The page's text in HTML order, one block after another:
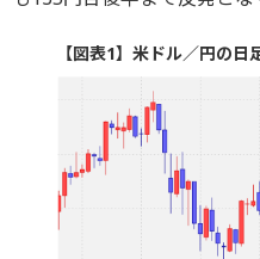
【図表1】米ドル／円の日